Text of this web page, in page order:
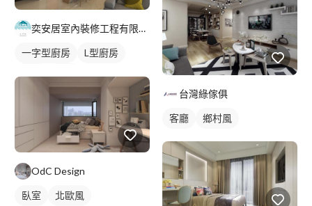
奕安居室內裝修工程有限公司
一字型廚房
L型廚房
OdC Design
臥室 北歐風
台灣綠傢俱
客廳 鄉村風